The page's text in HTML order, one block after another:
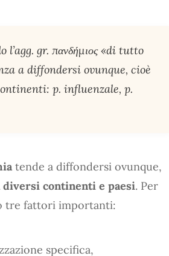
gr. πανδήμιος «di tutto
a diffondersi ovunque, cioè
p. influenzale, p.
tende a diffondersi ovunque,
diversi continenti e paesi. Per
tre fattori importanti:
specifica,